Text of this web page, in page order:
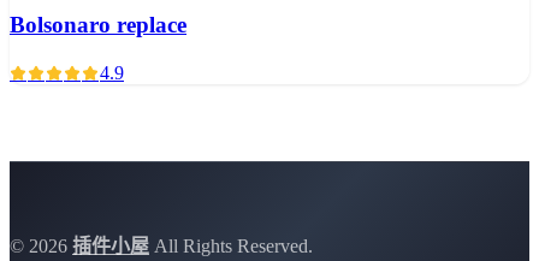
Bolsonaro replace
4.9
© 2026 插件小屋 All Rights Reserved.